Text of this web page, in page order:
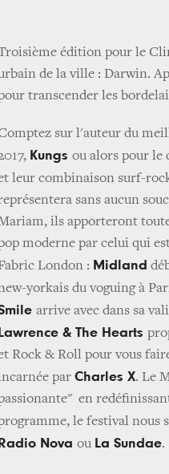
édition pour le
de la ville : Darwin.
transcender les
sur l'auteur du
Kungs ou alors pour le
leur combinaison surf-
sans aucun
ils apporteront
moderne par celui qui
London : Midland
yorkais du voguing à
arrive avec dans sa
Lawrence & The Hearts
Rock & Roll pour vous
par Charles X. Le
en
le festival nous
Radio Nova ou La Sundae.